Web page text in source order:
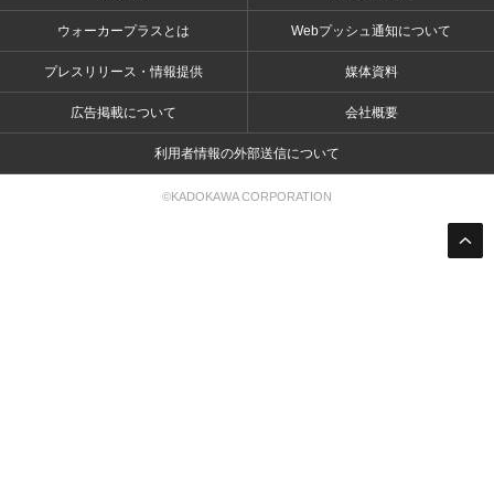
ウォーカープラスとは Webプッシュ通知について
プレスリリース・情報提供 媒体資料
広告掲載について 会社概要
利用者情報の外部送信について
©KADOKAWA CORPORATION